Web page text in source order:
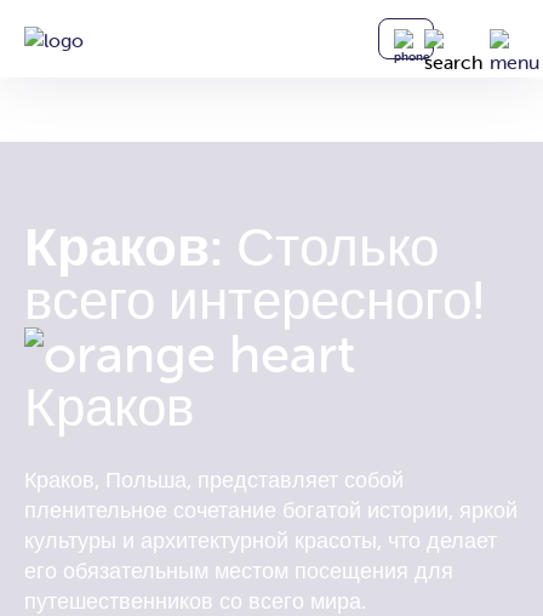
HOME
Краков: Столько
всего интересного!
Краков, Польша, представляет собой
пленительное сочетание богатой истории, яркой
культуры и архитектурной красоты, что делает
его обязательным местом посещения для
путешественников со всего мира.